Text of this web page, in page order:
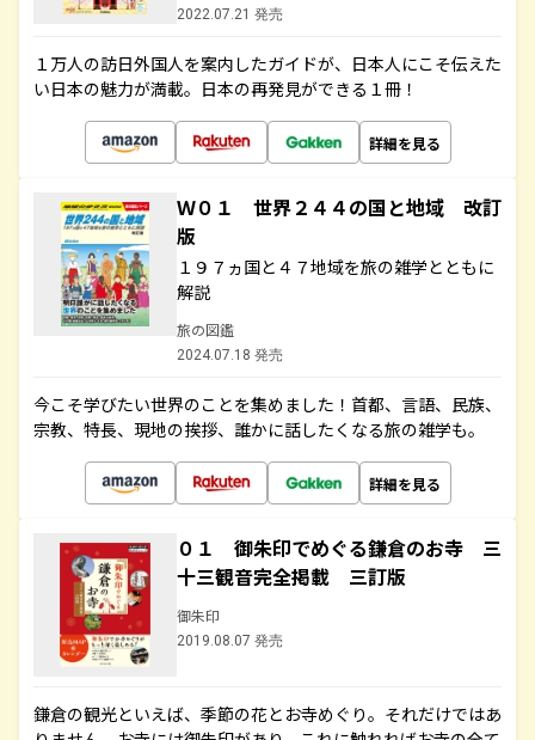
2022.07.21 発売
１万人の訪日外国人を案内したガイドが、日本人にこそ伝えた
い日本の魅力が満載。日本の再発見ができる１冊！
詳細を見る
Ｗ０１ 世界２４４の国と地域 改訂
版
１９７ヵ国と４７地域を旅の雑学とともに
解説
旅の図鑑
2024.07.18 発売
今こそ学びたい世界のことを集めました！首都、言語、民族、
宗教、特長、現地の挨拶、誰かに話したくなる旅の雑学も。
詳細を見る
０１ 御朱印でめぐる鎌倉のお寺 三
十三観音完全掲載 三訂版
御朱印
2019.08.07 発売
鎌倉の観光といえば、季節の花とお寺めぐり。それだけではあ